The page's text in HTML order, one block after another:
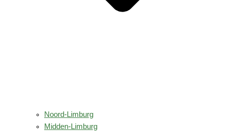
Noord-Limburg
Midden-Limburg